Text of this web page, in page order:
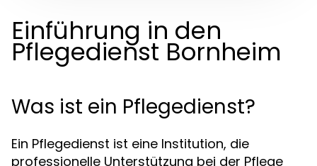
Einführung in den
Pflegedienst Bornheim
Was ist ein Pflegedienst?
Ein Pflegedienst ist eine Institution, die
professionelle Unterstützung bei der Pflege